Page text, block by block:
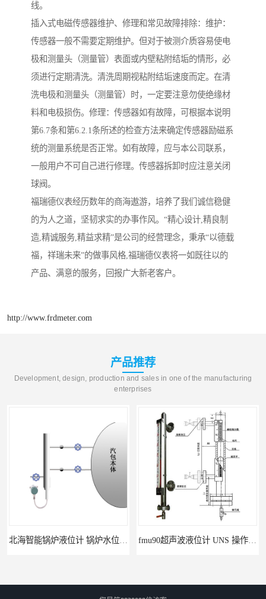
线。
插入式电磁传感器维护、修理和常见故障排除：维护：
传感器一般不需要定期维护。但对于被测介质容易使电
极和测量头（测量管）表面或内壁粘附结垢的情形，必
须进行定期清洗。清洗周期视粘附结垢速度而定。在清
洗电极和测量头（测量管）时，一定要注意勿使绝缘材
料和电极损伤。修理：传感器如有故障，可根据本说明
第6.7条和第6.2.1条所述的检查方法来确定传感器励磁系
统的测量系统是否正常。如有故障，应与本公司联系，
一般用户不可自己进行修理。传感器拆卸时应注意关闭
球阀。
福瑞德仪表经历数年的商海遨游，培养了我们诚信稳健
的为人之道，坚韧求实的办事作风。“精心设计,精良制
造,精诚服务,精益求精”是公司的经营理念，秉承“以德载
福，祥瑞未来”的做事风格,福瑞德仪表将一如既往以的
产品、满意的服务，回报广大新老客户。
http://www.frdmeter.com
产品推荐
Development, design, production and sales in one of the manufacturing
enterprises